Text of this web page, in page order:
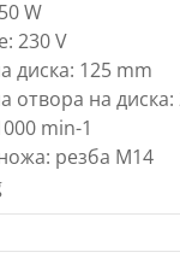
W
230 V
диска: 125 mm
отвора на диска:
min-1
резба M14